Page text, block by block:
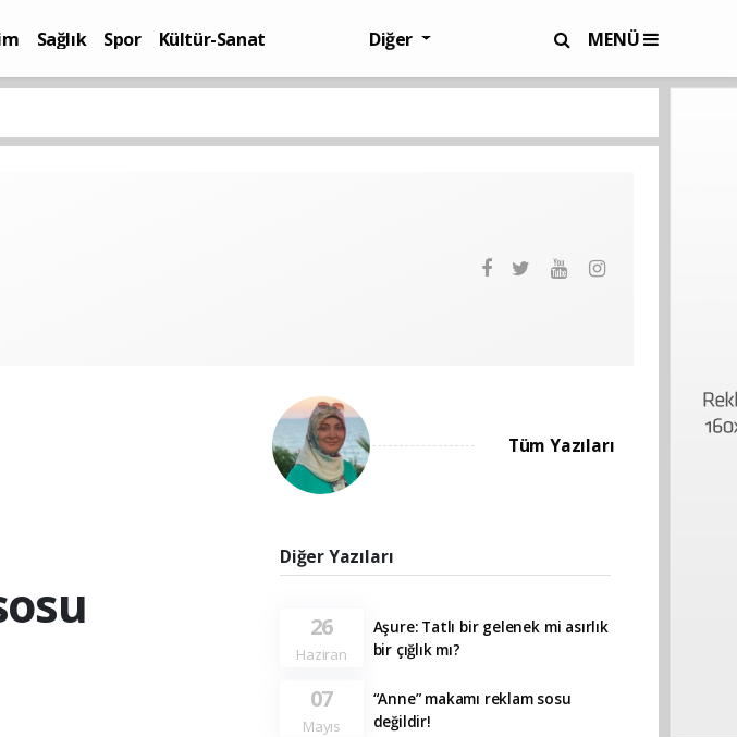
Sağlık Spor
Kültür-Sanat
Diğer MENÜ
Tüm Yazıları
Diğer Yazıları
26
Haziran
Aşure: Tatlı bir gelenek mi asırlık
bir çığlık mı?
07
Mayıs
“Anne” makamı reklam sosu
değildir!